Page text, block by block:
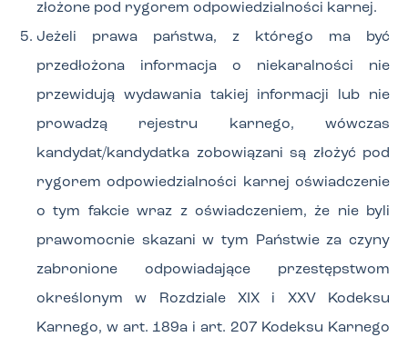
złożone pod rygorem odpowiedzialności karnej.
Jeżeli prawa państwa, z którego ma być
przedłożona informacja o niekaralności nie
przewidują wydawania takiej informacji lub nie
prowadzą rejestru karnego, wówczas
kandydat/kandydatka zobowiązani są złożyć pod
rygorem odpowiedzialności karnej oświadczenie
o tym fakcie wraz z oświadczeniem, że nie byli
prawomocnie skazani w tym Państwie za czyny
zabronione odpowiadające przestępstwom
określonym w Rozdziale XIX i XXV Kodeksu
Karnego, w art. 189a i art. 207 Kodeksu Karnego